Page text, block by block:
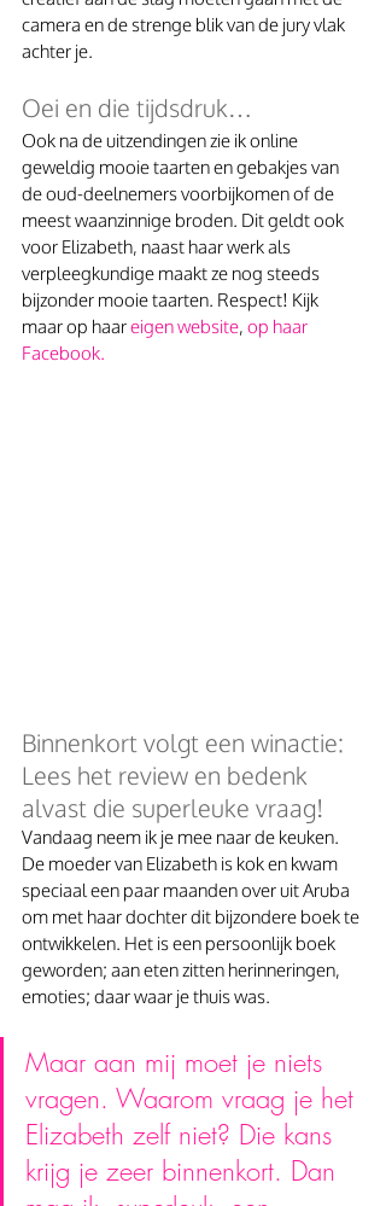
camera en de strenge blik van de jury vlak
achter je.
Oei en die tijdsdruk…
Ook na de uitzendingen zie ik online
geweldig mooie taarten en gebakjes van
de oud-deelnemers voorbijkomen of de
meest waanzinnige broden. Dit geldt ook
voor Elizabeth, naast haar werk als
verpleegkundige maakt ze nog steeds
bijzonder mooie taarten. Respect! Kijk
maar op haar eigen website, op haar
Facebook.
Binnenkort volgt een winactie:
Lees het review en bedenk
alvast die superleuke vraag!
Vandaag neem ik je mee naar de keuken.
De moeder van Elizabeth is kok en kwam
speciaal een paar maanden over uit Aruba
om met haar dochter dit bijzondere boek te
ontwikkelen. Het is een persoonlijk boek
geworden; aan eten zitten herinneringen,
emoties; daar waar je thuis was.
Maar aan mij moet je niets
vragen. Waarom vraag je het
Elizabeth zelf niet? Die kans
krijg je zeer binnenkort. Dan